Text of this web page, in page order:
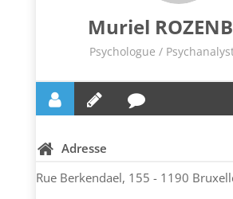
Muriel
Psychologue /
Adresse
Rue Berkendael, 155 - 1190